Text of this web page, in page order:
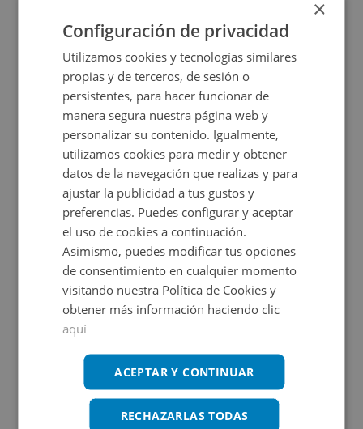
Suelo en venta en Calle Roda 2,
Impuestos no incluidos Ahorro 1.500€
13.000€
11.500€ 53m2
CONDICIONES ESPECIALES
×
Configuración de privacidad
Utilizamos cookies y tecnologías similares
propias y de terceros, de sesión o
persistentes, para hacer funcionar de
manera segura nuestra página web y
personalizar su contenido. Igualmente,
utilizamos cookies para medir y obtener
datos de la navegación que realizas y para
ajustar la publicidad a tus gustos y
preferencias. Puedes configurar y aceptar
el uso de cookies a continuación.
Asimismo, puedes modificar tus opciones
de consentimiento en cualquier momento
visitando nuestra Política de Cookies y
obtener más información haciendo clic
aquí
ACEPTAR Y CONTINUAR
RECHAZARLAS TODAS